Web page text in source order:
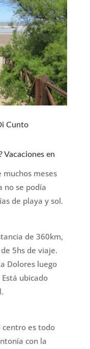
Cunto
Vacaciones en
muchos meses
no se podía
de playa y sol.
de 360km,
5hs de viaje.
Dolores luego
ubicado
centro es todo
con la